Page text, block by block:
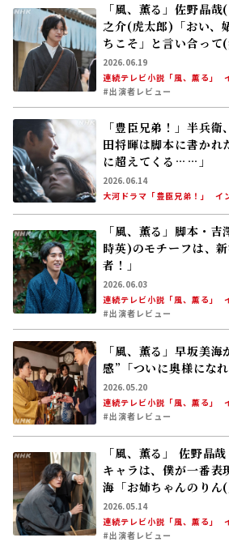
「風、薫る」佐野晶
之介(虎太郎)「おい、
ちこそ」と言い合って
2026.06.19
連続テレビ小説「風、薫る」
#出演者レビュー
「豊臣兄弟！」半兵
田将暉は脚本に書かれ
に超えてくる……」
2026.06.14
大河ドラマ「豊臣兄弟！」
イ
「風、薫る」脚本・
時英)のモチーフは、
者！」
2026.06.03
連続テレビ小説「風、薫る」
#出演者レビュー
「風、薫る」早坂美
感”「ついに奥様にな
2026.05.20
連続テレビ小説「風、薫る」
#出演者レビュー
「風、薫る」 佐野晶
キャラは、僕が一番表
海「お姉ちゃんのり
(笑)」
2026.05.14
連続テレビ小説「風、薫る」
#出演者レビュー